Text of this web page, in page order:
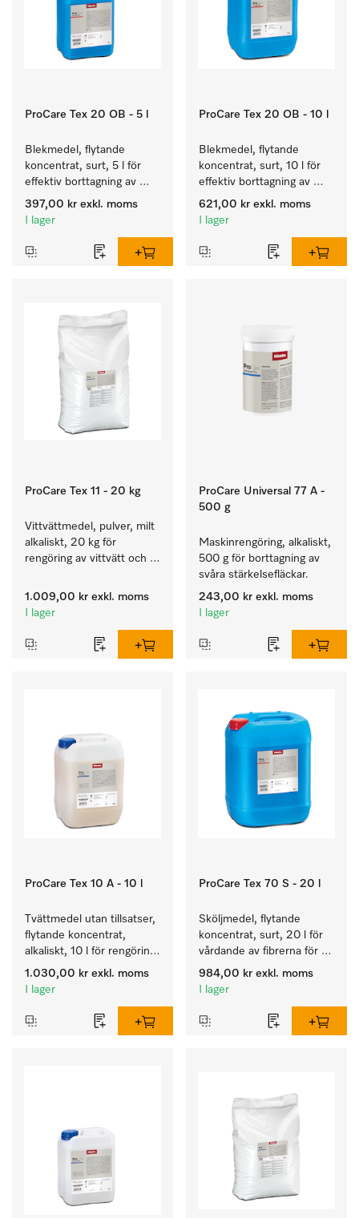
ProCare Tex 20 OB - 5 l
Blekmedel, flytande
koncentrat, surt, 5 l för
effektiv borttagning av
envisa fläckar.
397,00 kr exkl. moms
I lager
ProCare Tex 20 OB - 10 l
Blekmedel, flytande
koncentrat, surt, 10 l för
effektiv borttagning av
envisa fläckar.
621,00 kr exkl. moms
I lager
ProCare Tex 11 - 20 kg
Vittvättmedel, pulver, milt
alkaliskt, 20 kg för
rengöring av vittvätt och
1.009,00 kr exkl. moms
I lager
ProCare Universal 77 A -
500 g
Maskinrengöring, alkaliskt,
500 g för borttagning av
svåra stärkelsefläckar.
243,00 kr exkl. moms
I lager
ProCare Tex 10 A - 10 l
Tvättmedel utan tillsatser,
flytande koncentrat,
alkaliskt, 10 l för rengöring
av vittvätt och färgäkta
kulörtvätt.
1.030,00 kr exkl. moms
I lager
ProCare Tex 70 S - 20 l
Sköljmedel, flytande
koncentrat, surt, 20 l för
vårdande av fibrerna för
en långvarig smidighet
hos textilierna.
984,00 kr exkl. moms
I lager